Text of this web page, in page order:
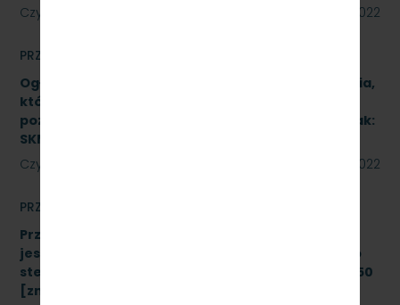
Czytaj dalej
12 sierpnia 2022
PRZETARGI
Ogłoszenie informacyjne dotyczące postępowania,
którego przedmiotem jest wykonanie naprawy
poziomu P4 pojazdów kolejowych (2 zadania). Znak:
SKMMU.086.46.22.
Czytaj dalej
12 sierpnia 2022
PRZETARGI
Przetarg nieograniczony, którego przedmiotem
jest modernizacja i rozbudowa systemu zdalnego
sterowania radiołącznością na linii kolejowej nr 250
[znak: SKMMU.086.43a.22]